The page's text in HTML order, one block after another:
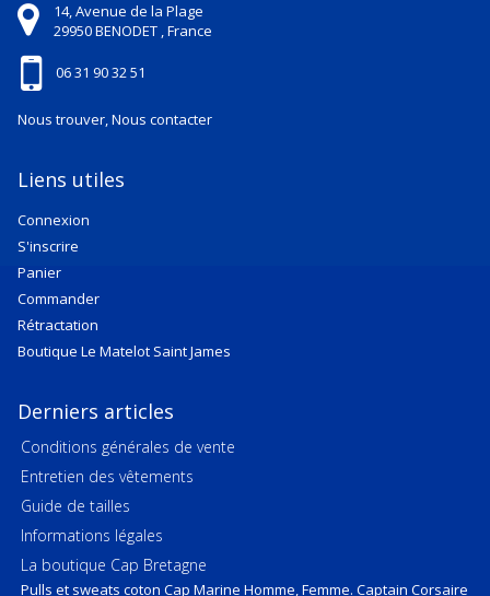
14, Avenue de la Plage
29950BENODET ,France
06 31 90 32 51
Nous trouver, Nous contacter
Liens utiles
Connexion
S'inscrire
Panier
Commander
Rétractation
Boutique Le Matelot Saint James
Derniers articles
Conditions générales de vente
Entretien des vêtements
Guide de tailles
Informations légales
La boutique Cap Bretagne
Pulls et sweats coton Cap Marine Homme, Femme. Captain Corsaire